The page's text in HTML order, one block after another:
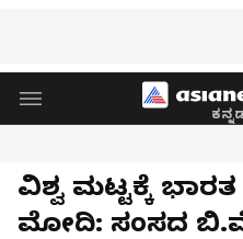
ವಿಶ್ವ ಮಟ್ಟಕ್ಕೆ ಭಾರತ
ಮೋದಿ: ಸಂಸದ